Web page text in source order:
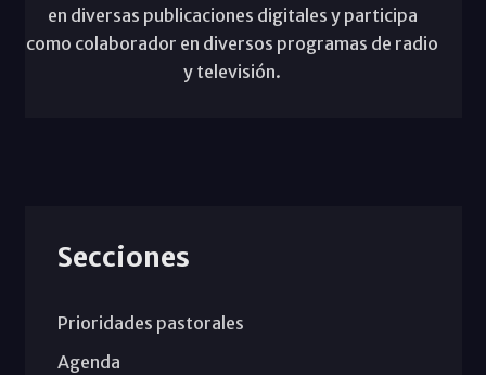
en diversas publicaciones digitales y participa
como colaborador en diversos programas de radio
y televisión.
Secciones
Prioridades pastorales
Agenda